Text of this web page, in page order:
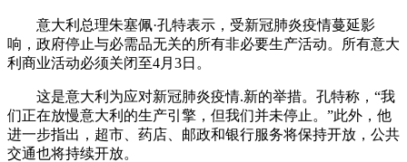
意大利总理朱塞佩·孔特表示，受新冠肺炎疫情蔓延影
响，政府停止与必需品无关的所有非必要生产活动。所有意大
利商业活动必须关闭至4月3日。
这是意大利为应对新冠肺炎疫情.新的举措。孔特称，“我
们正在放慢意大利的生产引擎，但我们并未停止。”此外，他
进一步指出，超市、药店、邮政和银行服务将保持开放，公共
交通也将持续开放。